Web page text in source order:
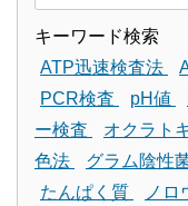
キーワード検索
ATP迅速検査法
PCR検査
pH値
ー検査
オクラト
色法
グラム陰性
たんぱく質
ノロ